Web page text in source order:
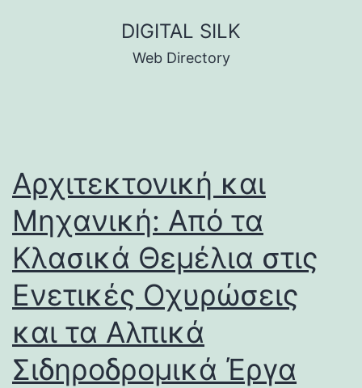
DIGITAL SILK
Web Directory
Αρχιτεκτονική και
Μηχανική: Από τα
Κλασικά Θεμέλια στις
Ενετικές Οχυρώσεις
και τα Αλπικά
Σιδηροδρομικά Έργα